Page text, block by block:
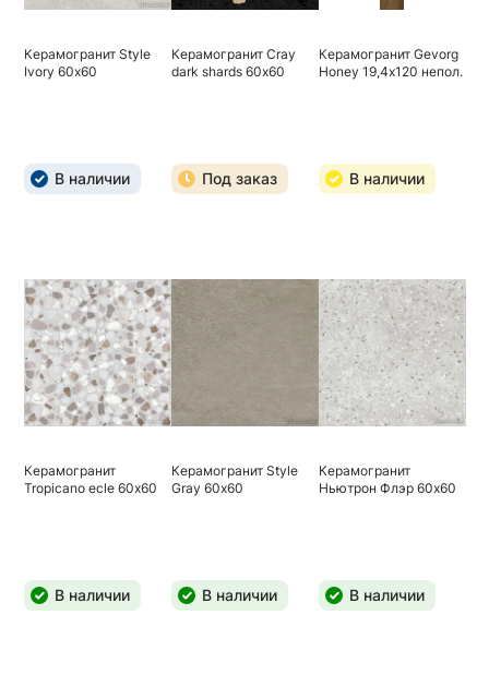
Керамогранит Style
Ivory 60х60
В наличии
Керамогранит Cray
dark shards 60х60
Под заказ
Керамогранит Gevorg
Honey 19,4х120 непол.
В наличии
Керамогранит
Tropicano ecle 60х60
В наличии
Керамогранит Style
Gray 60х60
В наличии
Керамогранит
Ньютрон Флэр 60х60
В наличии